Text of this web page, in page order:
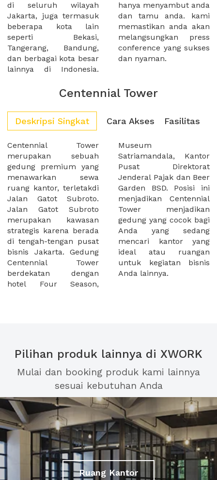
di seluruh wilayah
Jakarta, juga termasuk
beberapa kota lain
seperti Bekasi,
Tangerang, Bandung,
dan berbagai kota besar
lainnya di Indonesia.
hanya menyambut anda
dan tamu anda. kami
memastikan anda akan
melangsungkan press
conference yang sukses
dan nyaman.
Centennial Tower
Deskripsi Singkat Cara Akses Fasilitas
Centennial Tower
merupakan sebuah
gedung premium yang
menawarkan sewa
ruang kantor, terletakdi
Jalan Gatot Subroto.
Jalan Gatot Subroto
merupakan kawasan
strategis karena berada
di tengah-tengan pusat
bisnis Jakarta. Gedung
Centennial Tower
berdekatan dengan
hotel Four Season,
Museum
Satriamandala, Kantor
Pusat Direktorat
Jenderal Pajak dan Beer
Garden BSD. Posisi ini
menjadikan Centennial
Tower menjadikan
gedung yang cocok bagi
Anda yang sedang
mencari kantor yang
ideal atau ruangan
untuk kegiatan bisnis
Anda lainnya.
Pilihan produk lainnya di XWORK
Mulai dan booking produk kami lainnya
sesuai kebutuhan Anda
Ruang Kantor